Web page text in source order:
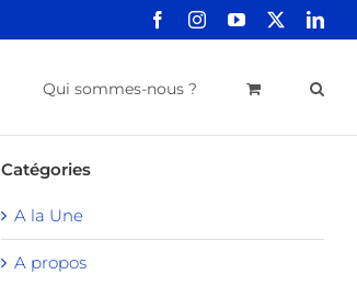
FacebookInstagramYouTube
Qui sommes-nous ?
Catégories
A la Une
A propos